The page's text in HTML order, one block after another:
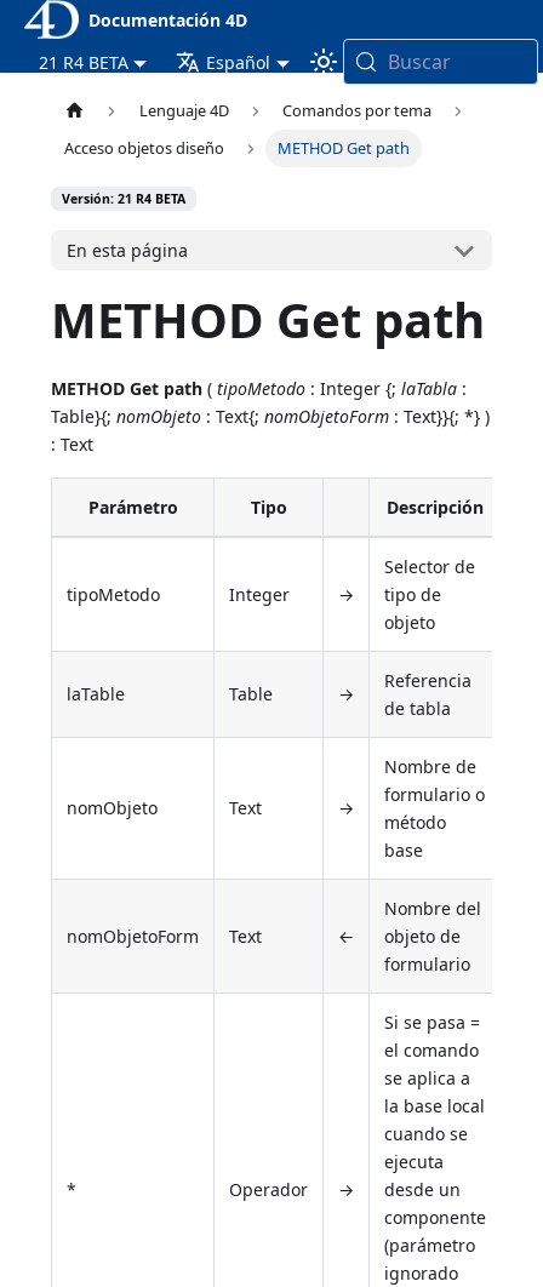
Documentación 4D
21 R4 BETA
Español Buscar
Lenguaje 4D
Comandos por tema
Acceso objetos diseño
METHOD Get path
Versión: 21 R4 BETA
En esta página
METHOD Get path
METHOD Get path (tipoMetodo : Integer {;laTabla :
Table}{;nomObjeto : Text{;nomObjetoForm : Text}}{; *} )
: Text
Parámetro Tipo Descripción
tipoMetodo Integer →
Selector de
tipo de
objeto
laTable Table →
Referencia
de tabla
nomObjeto Text →
Nombre de
formulario o
método
base
nomObjetoForm Text ←
Nombre del
objeto de
formulario
* Operador →
Si se pasa =
el comando
se aplica a
la base local
cuando se
ejecuta
desde un
componente
(parámetro
ignorado